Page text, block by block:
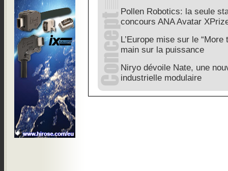
Pollen Robotics: la seule
concours ANA Avatar
L’Europe mise sur le
main sur la puissance
Niryo dévoile Nate, une
industrielle modulaire